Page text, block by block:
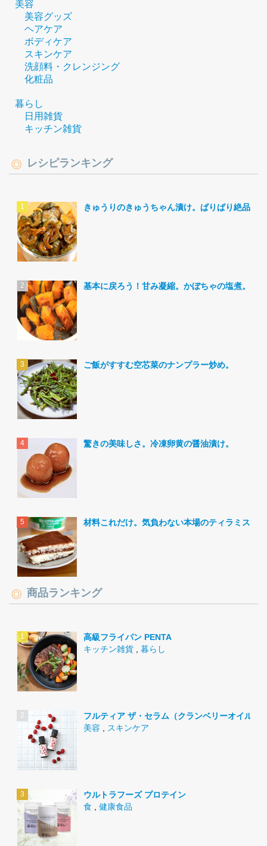
美容
美容グッズ
ヘアケア
ボディケア
スキンケア
洗顔料・クレンジング
化粧品
暮らし
日用雑貨
キッチン雑貨
レシピランキング
きゅうりのきゅうちゃん漬け。ぱりぱり絶品。
基本に戻ろう！甘み凝縮。かぼちゃの塩煮。
ご飯がすすむ空芯菜のナンプラー炒め。
驚きの美味しさ。冷凍卵黄の醤油漬け。
材料これだけ。気負わない本場のティラミス。
商品ランキング
高級フライパン PENTA
キッチン雑貨
暮らし
フルティア ザ・セラム（クランベリーオイル）
美容
スキンケア
ウルトラフーズ プロテイン
食
健康食品